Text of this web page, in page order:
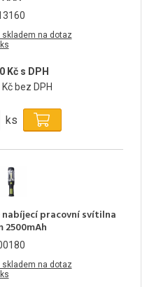
skladem na dotaz
Kč s DPH
bez DPH
ks
nabíjecí pracovní svítilna
2500mAh
skladem na dotaz